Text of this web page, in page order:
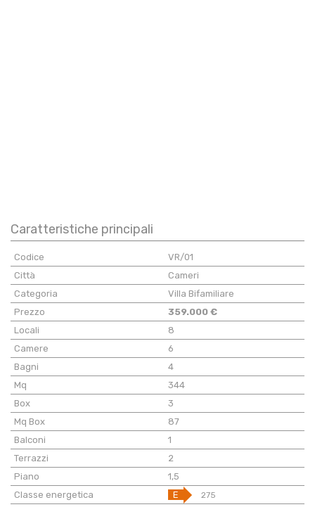
Caratteristiche principali
Codice
VR/01
Città
Cameri
Categoria
Villa Bifamiliare
Prezzo
359.000 €
Locali
8
Camere
6
Bagni
4
Mq
344
Box
3
Mq Box
87
Balconi
1
Terrazzi
2
Piano
1,5
Classe energetica
E 275